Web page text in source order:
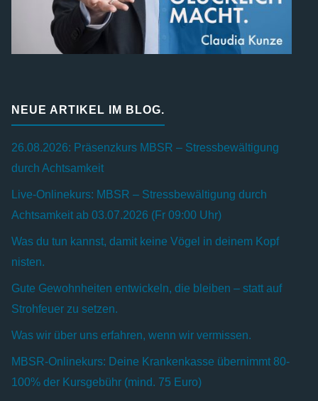
NEUE ARTIKEL IM BLOG.
26.08.2026: Präsenzkurs MBSR – Stressbewältigung
durch Achtsamkeit
Live-Onlinekurs: MBSR – Stressbewältigung durch
Achtsamkeit ab 03.07.2026 (Fr 09:00 Uhr)
Was du tun kannst, damit keine Vögel in deinem Kopf
nisten.
Gute Gewohnheiten entwickeln, die bleiben – statt auf
Strohfeuer zu setzen.
Was wir über uns erfahren, wenn wir vermissen.
MBSR-Onlinekurs: Deine Krankenkasse übernimmt 80-
100% der Kursgebühr (mind. 75 Euro)